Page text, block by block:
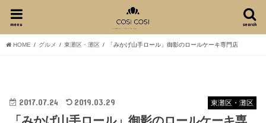
search
menu
HOME グルメ 東灘区・灘区 「みかげ山手ロール」御影のロールケーキ専門店
東灘区・灘区
2017.07.24 2019.03.29